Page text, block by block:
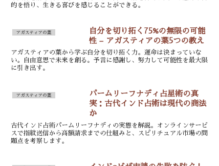
的を悟り、生きる喜びを感じることができる。
アガスティアの葉
自分を切り拓く75%の無限の可能
性 – アガスティアの葉5つの教え
アガスティアの葉から学ぶ自分を切り拓く力。運命は決まっていな
い。自由意思で未来を創る。予言に感謝し、努力して可能性を最大限
に引き出す。
アガスティアの葉
パームリーフナディ占星術の真
実：古代インド占術は現代の商法
か
古代インド占術パームリーフナディの実態を解説。オンラインサービ
スで指紋送信から高額請求までの仕組みと、スピリチュアル市場の問
題点を考察します。